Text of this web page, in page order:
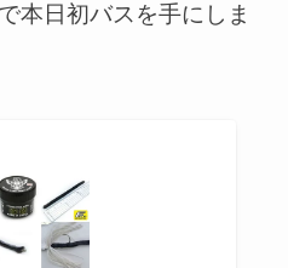
本日初バスを手にしま